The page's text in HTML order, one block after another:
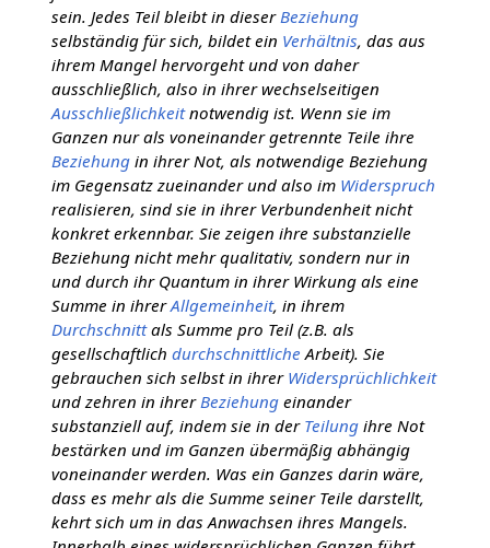
sein. Jedes Teil bleibt in dieser Beziehung
selbständig für sich, bildet ein Verhältnis, das aus
ihrem Mangel hervorgeht und von daher
ausschließlich, also in ihrer wechselseitigen
Ausschließlichkeitnotwendig ist. Wenn sie im
Ganzen nur als voneinander getrennte Teile ihre
Beziehungin ihrer Not, als notwendige Beziehung
im Gegensatz zueinander und also im Widerspruch
realisieren, sind sie in ihrer Verbundenheit nicht
konkret erkennbar. Sie zeigen ihre substanzielle
Beziehung nicht mehr qualitativ, sondern nur in
und durch ihr Quantum in ihrer Wirkung als eine
Summe in ihrerAllgemeinheit, in ihrem
Durchschnittals Summe pro Teil (z.B. als
gesellschaftlich durchschnittliche Arbeit). Sie
gebrauchen sich selbst in ihrer Widersprüchlichkeit
und zehren in ihrer Beziehungeinander
substanziell auf, indem sie in der Teilungihre Not
bestärken und im Ganzen übermäßig abhängig
voneinander werden. Was ein Ganzes darin wäre,
dass es mehr als die Summe seiner Teile darstellt,
kehrt sich um in das Anwachsen ihres Mangels.